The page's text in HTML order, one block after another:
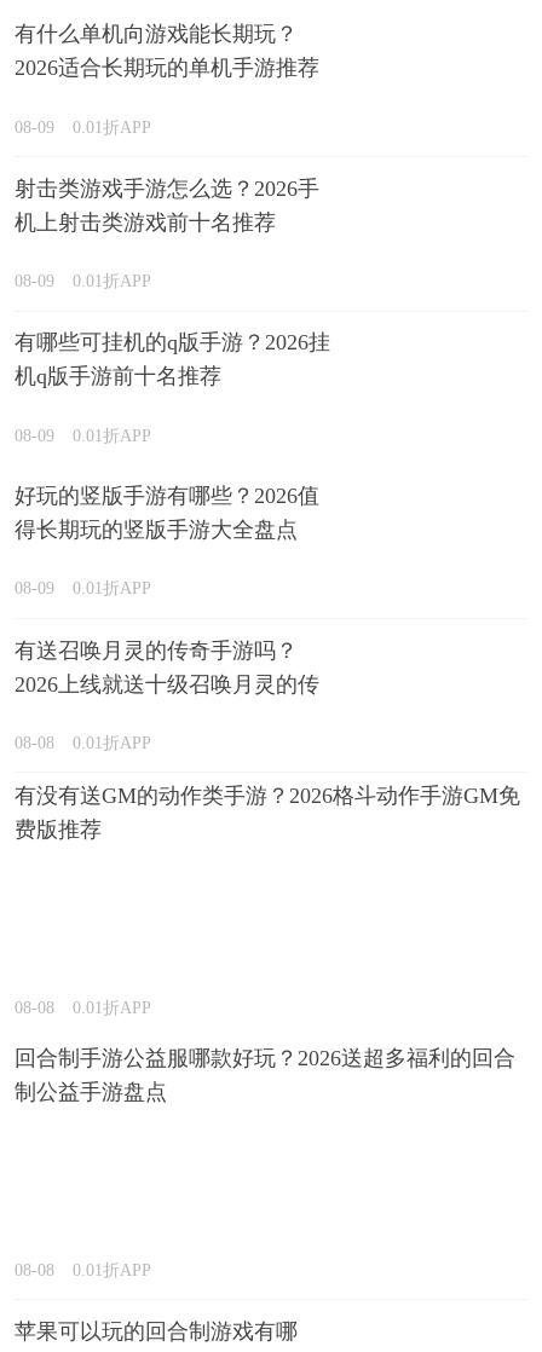
有什么单机向游戏能长期玩？
2026适合长期玩的单机手游推荐
08-09 0.01折APP
射击类游戏手游怎么选？2026手
机上射击类游戏前十名推荐
08-09 0.01折APP
有哪些可挂机的q版手游？2026挂
机q版手游前十名推荐
08-09 0.01折APP
好玩的竖版手游有哪些？2026值
得长期玩的竖版手游大全盘点
08-09 0.01折APP
有送召唤月灵的传奇手游吗？
2026上线就送十级召唤月灵的传
08-08 0.01折APP
有没有送GM的动作类手游？2026格斗动作手游GM免
费版推荐
08-08 0.01折APP
回合制手游公益服哪款好玩？2026送超多福利的回合
制公益手游盘点
08-08 0.01折APP
苹果可以玩的回合制游戏有哪